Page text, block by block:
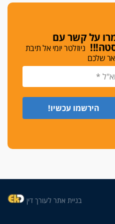
לדחות מינוי מנכ"ל
חגגו בר מצווה, שרי
על קשר עם
ניוזלטר יומי אל תיבת
שלכם
בניית אתר לעורך דין